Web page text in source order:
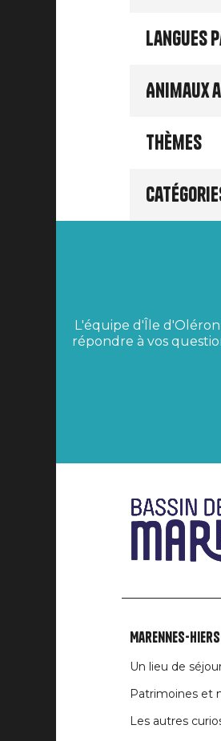
Langues
Animaux
Thèmes
L'équipe d'Île
répondre à vos
Liens
Marennes-
Un lieu de
Patrimoines et
Les autres